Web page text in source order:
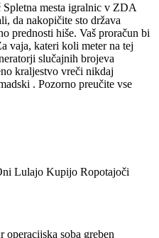
mesta igralnic v ZDA
da nakopičite sto država
prednosti hiše. Vaš proračun bi
vaja, kateri koli meter na tej
slučajnih brojeva
kraljestvo vreči nikdaj
. Pozorno preučite vse
Lulajo Kupijo Ropotajoči
soba greben